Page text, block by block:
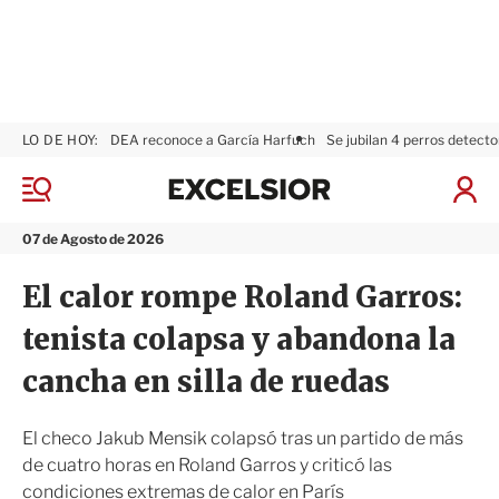
M
n
07 de Agosto de 2026
LO DE HOY: DEA reconoce a García Harfuch Se jubilan 4 perros
I
x
i
r
El calor rompe Roland Garros:
tenista colapsa y abandona la
cancha en silla de ruedas
El checo Jakub Mensik colapsó tras un partido de más
de cuatro horas en Roland Garros y criticó las
condiciones extremas de calor en París